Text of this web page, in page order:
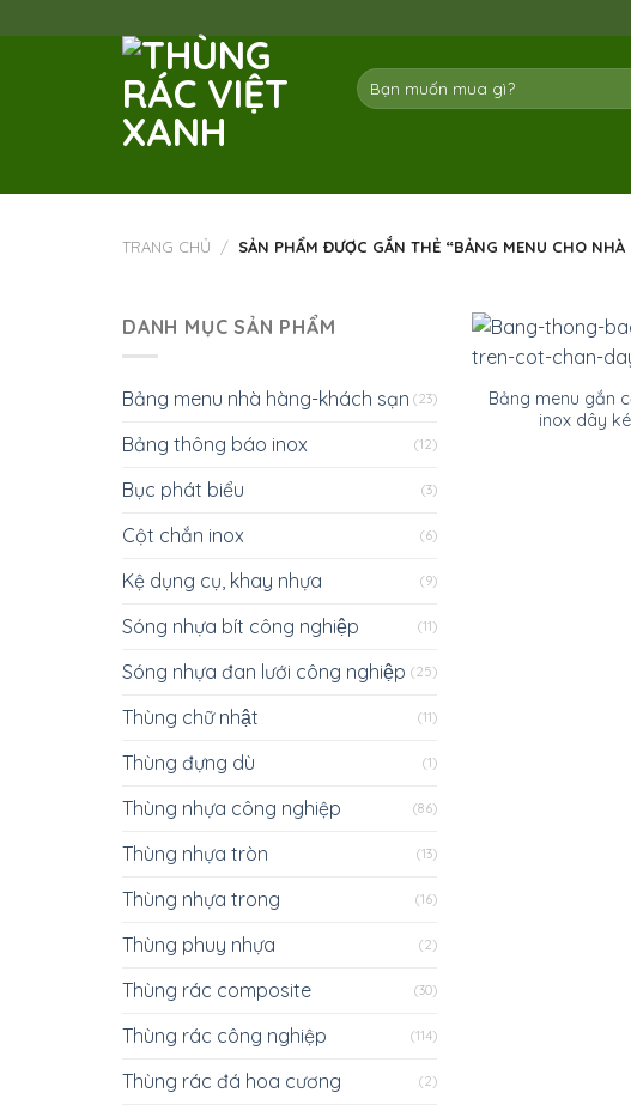
to
Tìm
kiếm:
TRANG CHỦ / SẢN PHẨM ĐƯỢC GẮN THẺ “BẢNG MENU CHO
DANH MỤC SẢN PHẨM
Bảng menu nhà hàng-khách sạn (23)
Bảng thông báo inox (12)
Bục phát biểu (3)
Cột chắn inox (6)
Kệ dụng cụ, khay nhựa (9)
Sóng nhựa bít công nghiệp (11)
Sóng nhựa đan lưới công nghiệp (25)
Thùng chữ nhật (11)
Thùng đựng dù (1)
Thùng nhựa công nghiệp (86)
Thùng nhựa tròn (13)
Thùng nhựa trong (16)
Thùng phuy nhựa (2)
Thùng rác composite (30)
Thùng rác công nghiệp (114)
Thùng rác đá hoa cương (2)
Bảng menu gắn
inox dây